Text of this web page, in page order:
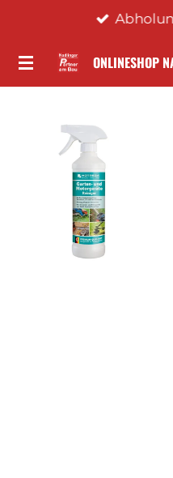
springen
ONLINESHOP